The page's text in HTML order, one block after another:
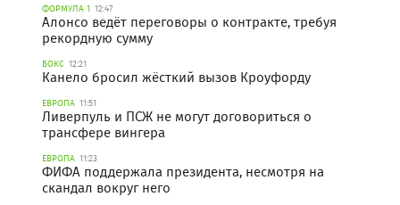
ФОРМУЛА 1 12:47
Алонсо ведёт переговоры о контракте, требуя
рекордную сумму
БОКС 12:21
Канело бросил жёсткий вызов Кроуфорду
ЕВРОПА 11:51
Ливерпуль и ПСЖ не могут договориться о
трансфере вингера
ЕВРОПА 11:23
ФИФА поддержала президента, несмотря на
скандал вокруг него